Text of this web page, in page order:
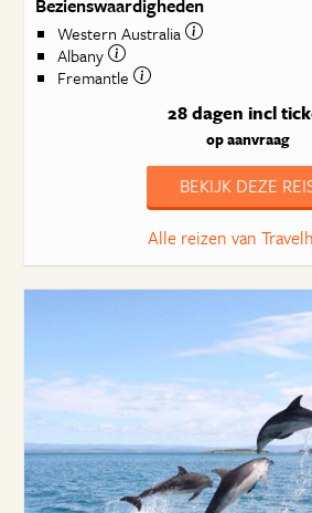
Western Australia
Albany
Fremantle
28 dagen incl
op aanvraag
BEKIJK DEZE
Alle reizen van